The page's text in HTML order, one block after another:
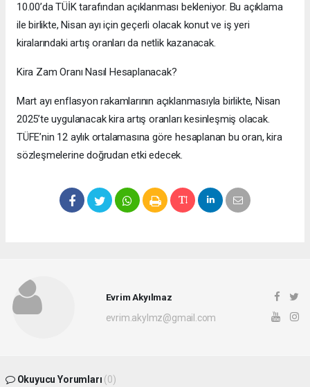
10.00’da TÜİK tarafından açıklanması bekleniyor. Bu açıklama
ile birlikte, Nisan ayı için geçerli olacak konut ve iş yeri
kiralarındaki artış oranları da netlik kazanacak.
Kira Zam Oranı Nasıl Hesaplanacak?
Mart ayı enflasyon rakamlarının açıklanmasıyla birlikte, Nisan
2025’te uygulanacak kira artış oranları kesinleşmiş olacak.
TÜFE’nin 12 aylık ortalamasına göre hesaplanan bu oran, kira
sözleşmelerine doğrudan etki edecek.
Evrim Akyılmaz
evrim.akylmz@gmail.com
Okuyucu Yorumları (0)